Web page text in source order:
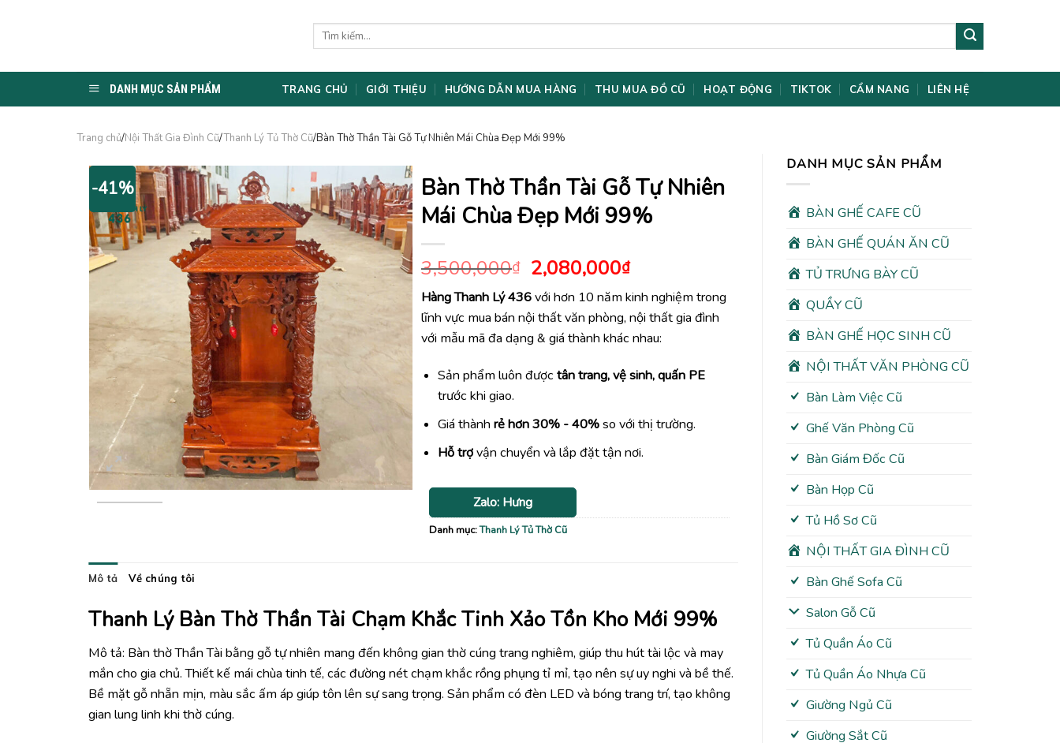
Tìm
DANH MỤC SẢN PHẨM TRANG CHỦ GIỚI THIỆU HƯỚNG DẪN MUA HÀNG THU MUA ĐỒ CŨ HOẠT ĐỘNG TIKTOK CẨM NANG LIÊN HỆ
Trang chủ/Nội Thất Gia Đình Cũ/Thanh Lý Tủ Thờ Cũ/Bàn Thờ Thần Tài Gỗ Tự Nhiên Mái Chùa Đẹp Mới 99%
DANH MỤC SẢN PHẨM
BÀN GHẾ CAFE CŨ
BÀN GHẾ QUÁN ĂN CŨ
TỦ TRƯNG BÀY CŨ
QUẦY CŨ
BÀN GHẾ HỌC SINH CŨ
NỘI THẤT VĂN PHÒNG CŨ
Bàn Làm Việc Cũ
Ghế Văn Phòng Cũ
Bàn Giám Đốc Cũ
Bàn Họp Cũ
Tủ Hồ Sơ Cũ
NỘI THẤT GIA ĐÌNH CŨ
Bàn Ghế Sofa Cũ
Salon Gỗ Cũ
Tủ Quần Áo Cũ
Tủ Quần Áo Nhựa Cũ
Giường Ngủ Cũ
Giường Sắt Cũ
-41%
Bàn Thờ Thần Tài Gỗ Tự Nhiên
Mái Chùa Đẹp Mới 99%
3,500,000₫ Giá
gốc
là:
3,500,000₫.
2,080,000₫Giá
hiện
tại
là:
2,080,000₫.
Hàng Thanh Lý 436với hơn 10 năm kinh nghiệm trong
lĩnh vực mua bán nội thất văn phòng, nội thất gia đình
với mẫu mã đa dạng & giá thành khác nhau:
Sản phẩm luôn đượctân trang, vệ sinh, quấn PE
trước khi giao.
Giá thànhrẻ hơn 30% - 40%so với thị trường.
Hỗ trợvận chuyển và lắp đặt tận nơi.
Zalo: Hưng
Danh mục:Thanh Lý Tủ Thờ Cũ
Mô tả Về chúng tôi
Thanh Lý Bàn Thờ Thần Tài Chạm Khắc Tinh Xảo Tồn Kho Mới 99%
Mô tả: Bàn thờ Thần Tài bằng gỗ tự nhiên mang đến không gian thờ cúng trang nghiêm, giúp thu hút tài lộc và may
mắn cho gia chủ. Thiết kế mái chùa tinh tế, các đường nét chạm khắc rồng phụng tỉ mỉ, tạo nên sự uy nghi và bề thế.
Bề mặt gỗ nhẵn mịn, màu sắc ấm áp giúp tôn lên sự sang trọng. Sản phẩm có đèn LED và bóng trang trí, tạo không
gian lung linh khi thờ cúng.